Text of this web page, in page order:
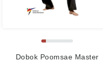
Dobok Poomsae Master